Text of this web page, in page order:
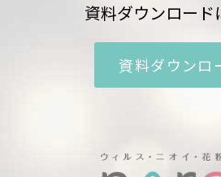
資料ダウンロード
資料ダウンロ